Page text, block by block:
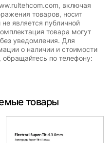
включая
товаров, носит
является публичной
товара могут
уведомления. Для
о наличии и стоимости
обращайтесь по телефону:
товары